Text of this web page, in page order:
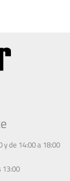
y de 14:00 a 18:00
13:00